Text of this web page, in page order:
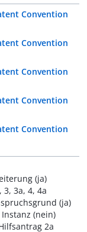
Convention
Convention
Convention
Convention
Convention
(ja)
3a, 4, 4a
(ja)
(nein)
2a